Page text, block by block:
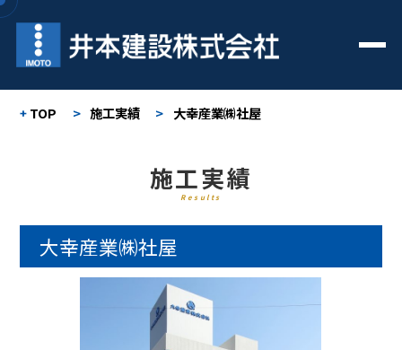
TOP > 施工実績 > 大幸産業㈱社屋
施工実績
Results
大幸産業㈱社屋